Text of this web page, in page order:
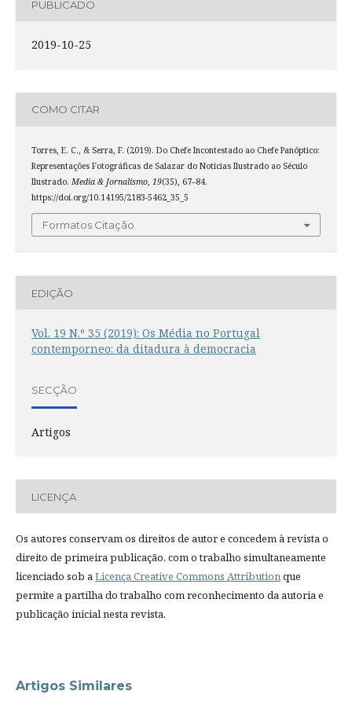
PUBLICADO
2019-10-25
COMO CITAR
Torres, E. C., & Serra, F. (2019). Do Chefe Incontestado ao Chefe Panóptico:
Representações Fotográficas de Salazar do Notícias Ilustrado ao Século
Ilustrado. Media & Jornalismo, 19(35), 67–84.
https://doi.org/10.14195/2183-5462_35_5
Formatos Citação
EDIÇÃO
Vol. 19 N.º 35 (2019): Os Média no Portugal
contemporneo: da ditadura à democracia
SECÇÃO
Artigos
LICENÇA
Os autores conservam os direitos de autor e concedem à revista o
direito de primeira publicação, com o trabalho simultaneamente
licenciado sob aLicença Creative Commons Attributionque
permite a partilha do trabalho com reconhecimento da autoria e
publicação inicial nesta revista.
Artigos Similares